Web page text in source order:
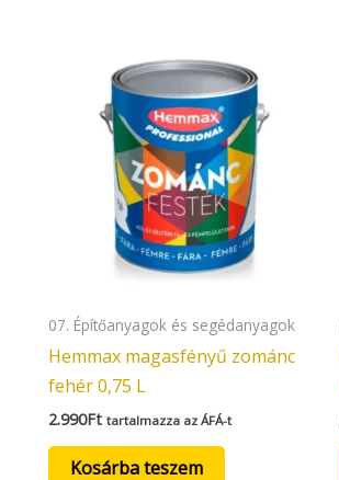
07. Építőanyagok és segédanyagok
Hemmax magasfényű zománc
fehér 0,75 L
2.990Ft tartalmazza az ÁFÁ-t
Kosárba teszem